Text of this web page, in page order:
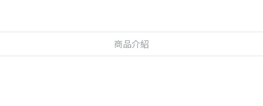
商品介紹